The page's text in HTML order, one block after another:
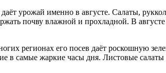
урожай именно в августе. Салаты,
почву влажной и прохладной. В
регионах его посев даёт роскошную
в самые жаркие часы дня. Листовые